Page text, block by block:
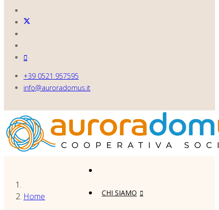
+39 0521 957595
info@auroradomus.it
CHI SIAMO
Home